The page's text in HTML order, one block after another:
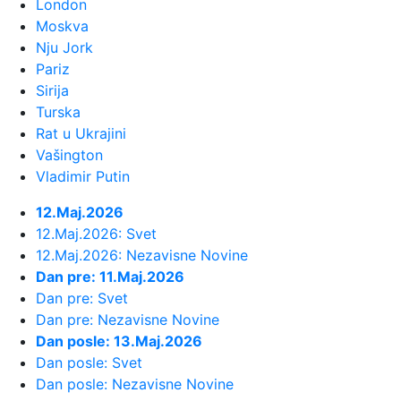
23:45:
pao dogovor
23:36: Mika Hakinen upozorio Meklaren
23:31: Evo koliko je Mia Borisavljević
23:28:VIDEO: Test 2026 Cupra Born
23:27: Nova pravila za upis nekretnina:
Kuće preko 400 kvadrata plaća...
23:24:VOJVODINA UZ VRH, IMT PAO U
ŠAPCU: Zukić i Sukačev doneli tri ...
London
Moskva
Nju Jork
Pariz
Sirija
Turska
Rat u Ukrajini
Vašington
Vladimir Putin
12.Maj.2026
12.Maj.2026: Svet
12.Maj.2026: Nezavisne Novine
Dan pre: 11.Maj.2026
Dan pre: Svet
Dan pre: Nezavisne Novine
Dan posle: 13.Maj.2026
Dan posle: Svet
Dan posle: Nezavisne Novine